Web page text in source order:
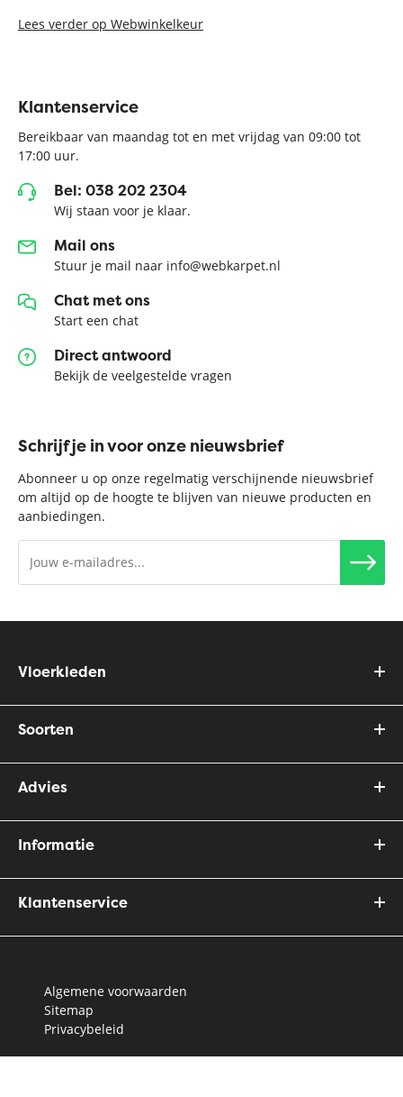
Lees verder op Webwinkelkeur
Klantenservice
Bereikbaar van maandag tot en met vrijdag van 09:00 tot
17:00 uur.
Bel: 038 202 2304
Wij staan voor je klaar.
Mail ons
Stuur je mail naar info@webkarpet.nl
Chat met ons
Start een chat
Direct antwoord
Bekijk de veelgestelde vragen
Schrijf je in voor onze nieuwsbrief
Abonneer u op onze regelmatig verschijnende nieuwsbrief
om altijd op de hoogte te blijven van nieuwe producten en
aanbiedingen.
Vloerkleden
Soorten
Advies
Informatie
Klantenservice
Algemene voorwaarden
Sitemap
Privacybeleid